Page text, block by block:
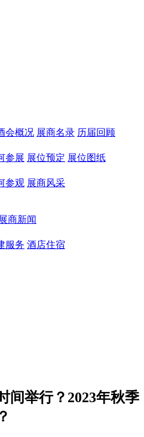
会概况 展商名录 历届回顾
参展 展位预定 展位图纸
参观 展商风采
展商新闻
服务 酒店住宿
间举行？2023年秋季